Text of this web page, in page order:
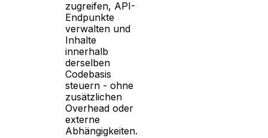
zugreifen, API-
Endpunkte
verwalten und
Inhalte
innerhalb
derselben
Codebasis
steuern - ohne
zusätzlichen
Overhead oder
externe
Abhängigkeiten.